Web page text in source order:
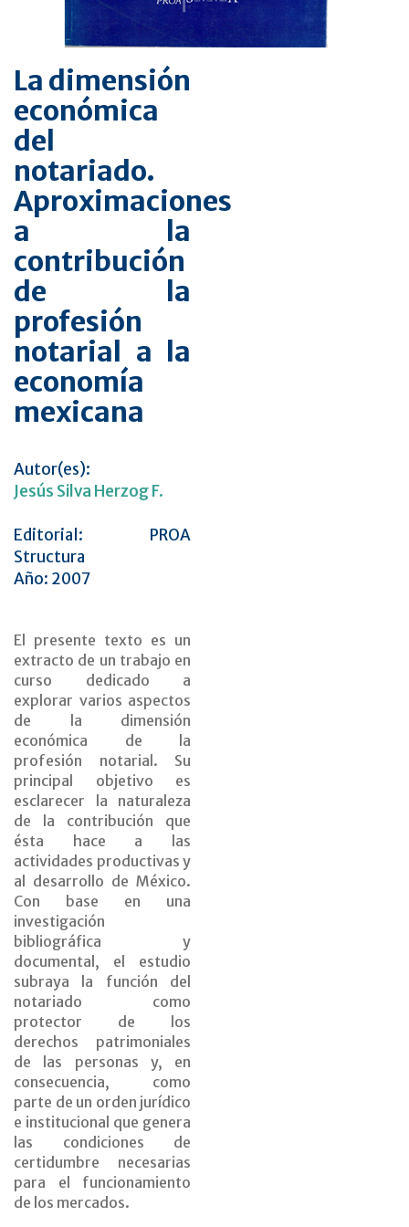
La dimensión
económica
del
notariado.
Aproximaciones
a la
contribución
de la
profesión
notarial a la
economía
mexicana
Autor(es):
Jesús Silva Herzog F.
Editorial: PROA
Structura
Año: 2007
El presente texto es un
extracto de un trabajo en
curso dedicado a
explorar varios aspectos
de la dimensión
económica de la
profesión notarial. Su
principal objetivo es
esclarecer la naturaleza
de la contribución que
ésta hace a las
actividades productivas y
al desarrollo de México.
Con base en una
investigación
bibliográfica y
documental, el estudio
subraya la función del
notariado como
protector de los
derechos patrimoniales
de las personas y, en
consecuencia, como
parte de un orden jurídico
e institucional que genera
las condiciones de
certidumbre necesarias
para el funcionamiento
de los mercados.